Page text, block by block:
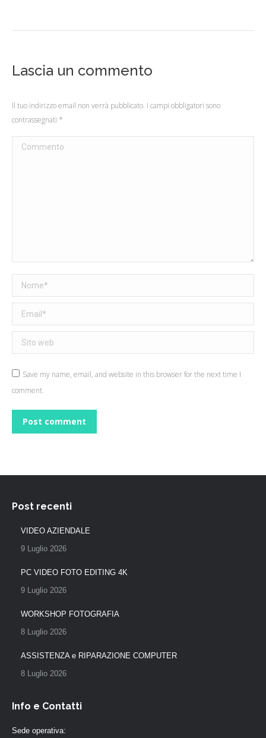
Lascia un commento
Il tuo indirizzo email non verrà pubblicato. I campi obbligatori sono
contrassegnati *
Commento
Nome *
Email *
Sito web
Save my name, email, and website in this browser for the next time I
comment.
Post comment
Post recenti
VIDEO AZIENDALE
9 Luglio 2026
PC VIDEO FOTO EDITING 4K
9 Luglio 2026
WORKSHOP FOTOGRAFIA
8 Luglio 2026
ASSISTENZA e RIPARAZIONE COMPUTER
8 Luglio 2026
Info e Contatti
Sede operativa: